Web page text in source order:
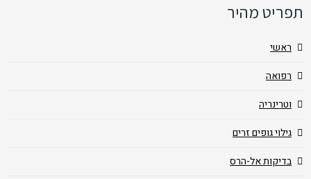
תפריט מהיר
ראשי
רפואה
וטרינריה
גילוי גופים זרים
בדיקות אל-הרס